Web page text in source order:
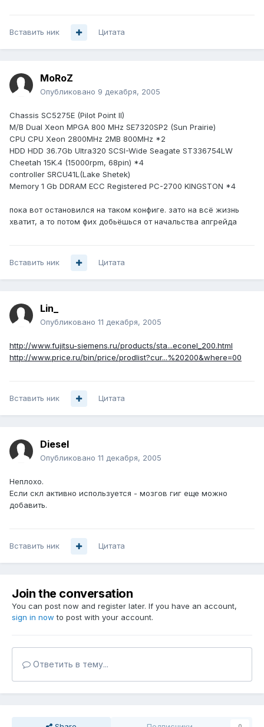
Вставить ник Цитата
MoRoZ
Опубликовано 9 декабря, 2005
Chassis SC5275E (Pilot Point II)
M/B Dual Xeon MPGA 800 MHz SE7320SP2 (Sun Prairie)
CPU CPU Xeon 2800MHz 2MB 800MHz *2
HDD HDD 36.7Gb Ultra320 SCSI-Wide Seagate ST336754LW
Cheetah 15K.4 (15000rpm, 68pin) *4
controller SRCU41L(Lake Shetek)
Memory 1 Gb DDRAM ECC Registered PC-2700 KINGSTON *4
пока вот остановился на таком конфиге. зато на всё жизнь
хватит, а то потом фих добьёшься от начальства апгрейда
Вставить ник Цитата
Lin_
Опубликовано 11 декабря, 2005
http://www.fujitsu-siemens.ru/products/sta...econel_200.html
http://www.price.ru/bin/price/prodlist?cur...%20200&where=00
Вставить ник Цитата
Diesel
Опубликовано 11 декабря, 2005
Неплохо.
Если скл активно используется - мозгов гиг еще можно
добавить.
Вставить ник Цитата
Join the conversation
You can post now and register later. If you have an account,
sign in now to post with your account.
Ответить в тему...